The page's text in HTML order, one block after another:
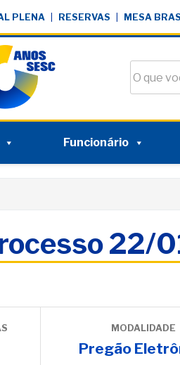
PLENA RESERVAS MESA
Funcionário
22/
MODALIDADE
Pregão